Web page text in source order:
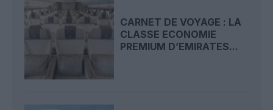
CARNET DE VOYAGE : LA
CLASSE ECONOMIE
PREMIUM D’EMIRATES...